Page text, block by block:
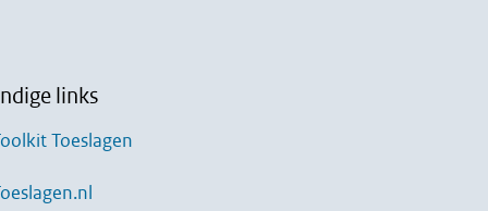
links
Toeslagen